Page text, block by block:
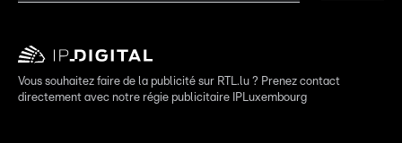
Vous souhaitez faire de la publicité sur RTL.lu ? Prenez contact
directement avec notre régie publicitaire IPLuxembourg